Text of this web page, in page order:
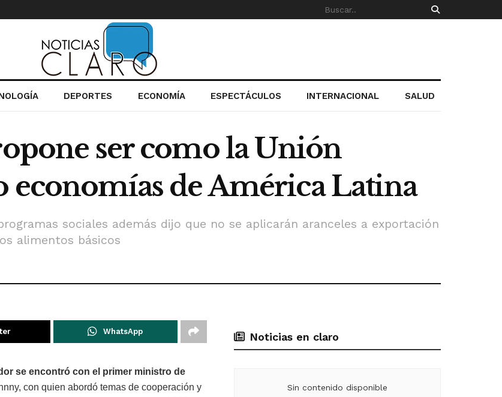
DEPORTES ECONOMÍA ESPECTÁCULOS INTERNACIONAL SALUD
ser como la Unión
economías de América Latina
sociales además dijo que no se aplicarán aranceles a exportación
alimentos básicos
WhatsApp
se encontró con el primer ministro de
con quien abordó temas de cooperación y
Noticias en claro
Sin contenido disponible